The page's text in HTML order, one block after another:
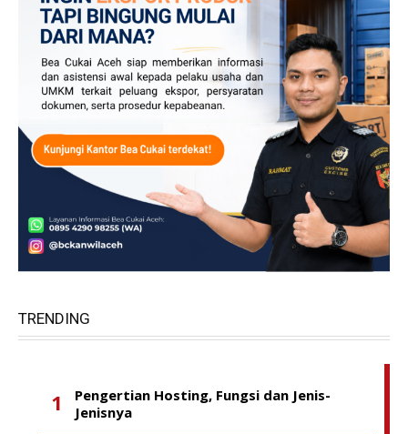
TRENDING
Pengertian Hosting, Fungsi dan Jenis-
Jenisnya